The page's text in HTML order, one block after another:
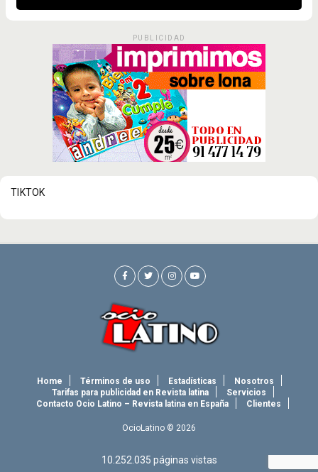
PUBLICIDAD
TIKTOK
Home Términos de uso Estadísticas
Nosotros
Tarifas para publicidad en Revista latina
Servicios
Contacto Ocio Latino – Revista latina en España
Clientes
OcioLatino © 2026
10.252.035 páginas vistas